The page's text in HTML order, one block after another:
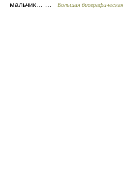
мальчик… …
Большая